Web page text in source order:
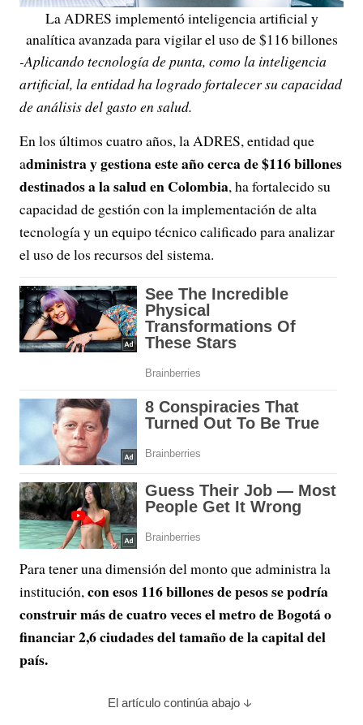
La ADRES implementó inteligencia artificial y
analítica avanzada para vigilar el uso de $116 billones
-Aplicando tecnología de punta, como la inteligencia
artificial, la entidad ha logrado fortalecer su capacidad
de análisis del gasto en salud.
En los últimos cuatro años, la ADRES, entidad que
administra y gestiona este año cerca de $116 billones
destinados a la salud en Colombia, ha fortalecido su
capacidad de gestión con la implementación de alta
tecnología y un equipo técnico calificado para analizar
el uso de los recursos del sistema.
Para tener una dimensión del monto que administra la
institución, con esos 116 billones de pesos se podría
construir más de cuatro veces el metro de Bogotá o
financiar 2,6 ciudades del tamaño de la capital del
país.
El artículo continúa abajo